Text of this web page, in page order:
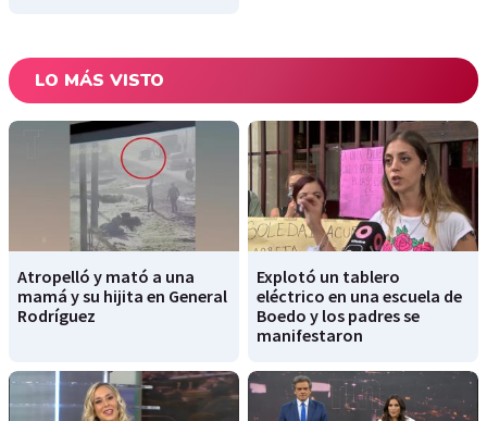
LO MÁS VISTO
Atropelló y mató a una
mamá y su hijita en General
Rodríguez
Explotó un tablero
eléctrico en una escuela de
Boedo y los padres se
manifestaron